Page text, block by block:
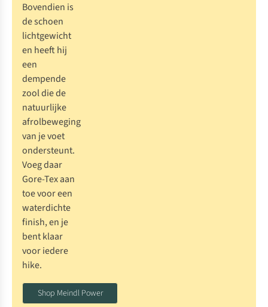
Bovendien is
de schoen
lichtgewicht
en heeft hij
een
dempende
zool die de
natuurlijke
afrolbeweging
van je voet
ondersteunt.
Voeg daar
Gore-Tex aan
toe voor een
waterdichte
finish, en je
bent klaar
voor iedere
hike.
Shop Meindl Power